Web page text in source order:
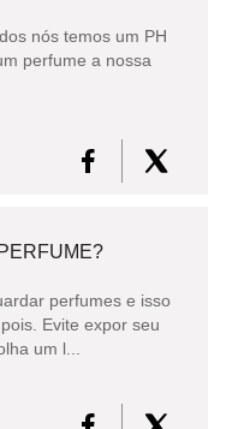
nós temos um PH
perfume a nossa
perfumes e isso
Evite expor seu
um l...